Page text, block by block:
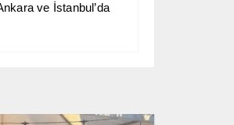
ve İstanbul’da